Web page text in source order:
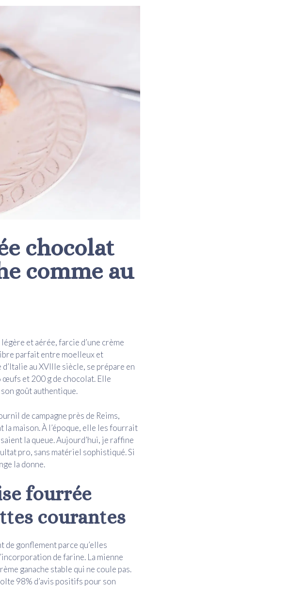
chocolat
comme au
et aérée, farcie d’une crème
parfait entre moelleux et
au XVIIIe siècle, se prépare en
œufs et 200 g de chocolat. Elle
goût authentique.
de campagne près de Reims,
maison. À l’époque, elle les fourrait
la queue. Aujourd’hui, je raffine
pro, sans matériel sophistiqué. Si
la donne.
fourrée
courantes
de gonflement parce qu’elles
de farine. La mienne
ganache stable qui ne coule pas.
98% d’avis positifs pour son